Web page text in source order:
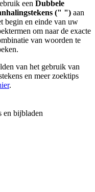
een Dubbele
(" ") aan
begin en einde van uw
om naar de exacte
van woorden te
van het gebruik van
en meer zoektips
.
en bijbladen